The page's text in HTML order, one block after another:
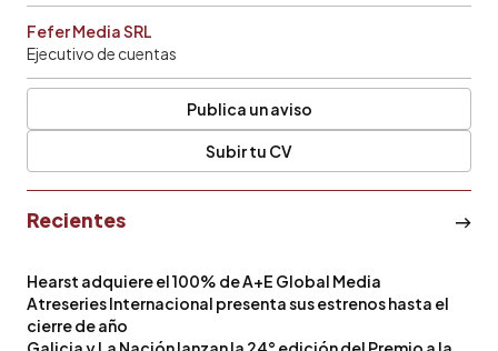
Fefer Media SRL
Ejecutivo de cuentas
Publica un aviso
Subir tu CV
Recientes
Hearst adquiere el 100% de A+E Global Media
Atreseries Internacional presenta sus estrenos hasta el
cierre de año